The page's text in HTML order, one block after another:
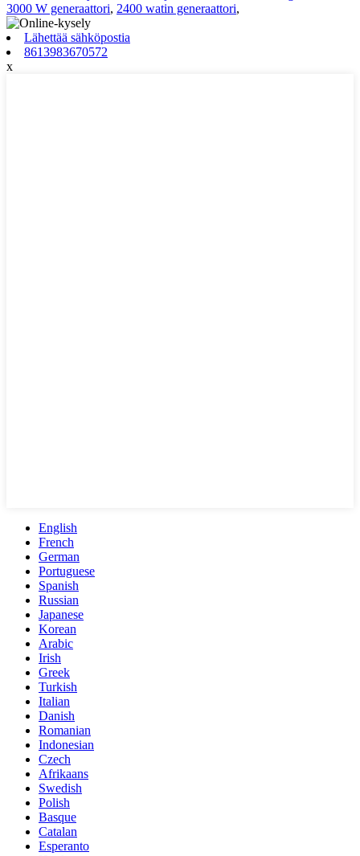
3000 W generaattori, 2400 watin generaattori,
Lähettää sähköpostia
8613983670572
x
English
French
German
Portuguese
Spanish
Russian
Japanese
Korean
Arabic
Irish
Greek
Turkish
Italian
Danish
Romanian
Indonesian
Czech
Afrikaans
Swedish
Polish
Basque
Catalan
Esperanto